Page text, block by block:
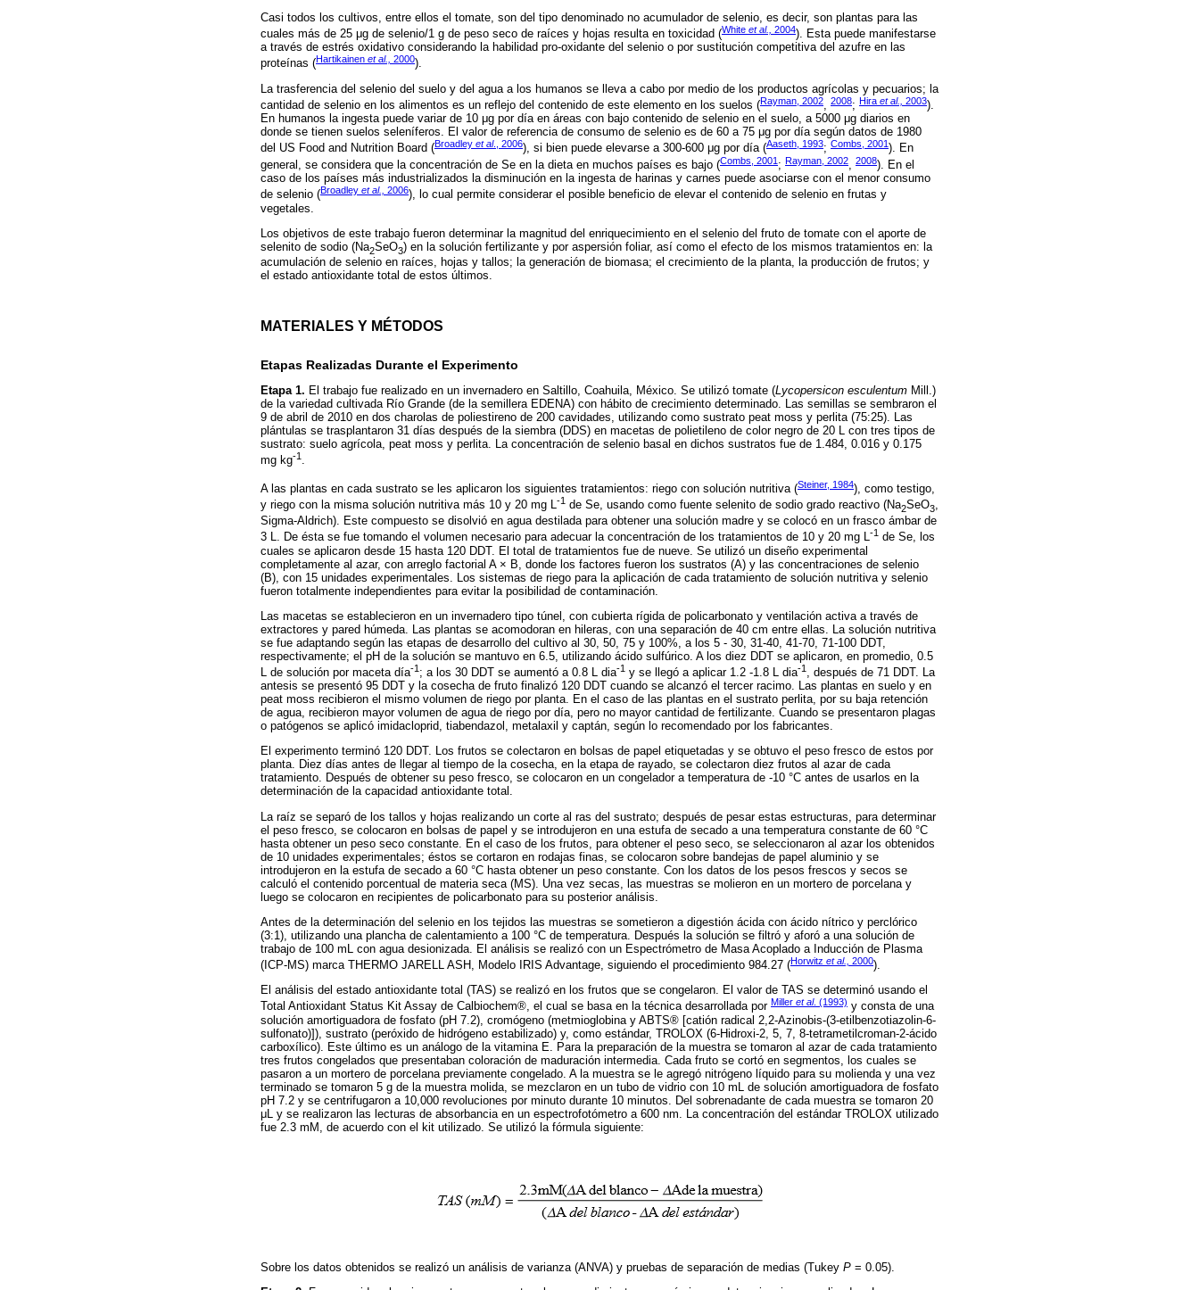
Casi todos los cultivos, entre ellos el tomate, son del tipo denominado no acumulador de selenio, es decir, son plantas para las
cuales más de 25 μg de selenio/1 g de peso seco de raíces y hojas resulta en toxicidad (White et al., 2004). Esta puede manifestarse
a través de estrés oxidativo considerando la habilidad pro-oxidante del selenio o por sustitución competitiva del azufre en las
proteínas (Hartikainen et al., 2000).
La trasferencia del selenio del suelo y del agua a los humanos se lleva a cabo por medio de los productos agrícolas y pecuarios; la
cantidad de selenio en los alimentos es un reflejo del contenido de este elemento en los suelos (Rayman, 2002, 2008; Hira et al., 2003).
En humanos la ingesta puede variar de 10 μg por día en áreas con bajo contenido de selenio en el suelo, a 5000 μg diarios en
donde se tienen suelos seleníferos. El valor de referencia de consumo de selenio es de 60 a 75 μg por día según datos de 1980
del US Food and Nutrition Board (Broadley et al., 2006), si bien puede elevarse a 300-600 μg por día (Aaseth, 1993; Combs, 2001 ). En
general, se considera que la concentración de Se en la dieta en muchos países es bajo (Combs, 2001 ; Rayman, 2002, 2008). En el
caso de los países más industrializados la disminución en la ingesta de harinas y carnes puede asociarse con el menor consumo
de selenio (Broadley et al., 2006), lo cual permite considerar el posible beneficio de elevar el contenido de selenio en frutas y
vegetales.
Los objetivos de este trabajo fueron determinar la magnitud del enriquecimiento en el selenio del fruto de tomate con el aporte de
selenito de sodio (Na2SeO3) en la solución fertilizante y por aspersión foliar, así como el efecto de los mismos tratamientos en: la
acumulación de selenio en raíces, hojas y tallos; la generación de biomasa; el crecimiento de la planta, la producción de frutos; y
el estado antioxidante total de estos últimos.
MATERIALES Y MÉTODOS
Etapas Realizadas Durante el Experimento
Etapa 1. El trabajo fue realizado en un invernadero en Saltillo, Coahuila, México. Se utilizó tomate (Lycopersicon esculentum Mill.)
de la variedad cultivada Río Grande (de la semillera EDENA) con hábito de crecimiento determinado. Las semillas se sembraron el
9 de abril de 2010 en dos charolas de poliestireno de 200 cavidades, utilizando como sustrato peat moss y perlita (75:25). Las
plántulas se trasplantaron 31 días después de la siembra (DDS) en macetas de polietileno de color negro de 20 L con tres tipos de
sustrato: suelo agrícola, peat moss y perlita. La concentración de selenio basal en dichos sustratos fue de 1.484, 0.016 y 0.175
mg kg-1 .
A las plantas en cada sustrato se les aplicaron los siguientes tratamientos: riego con solución nutritiva (Steiner, 1984), como testigo,
y riego con la misma solución nutritiva más 10 y 20 mg L-1 de Se, usando como fuente selenito de sodio grado reactivo (Na2SeO3,
Sigma-Aldrich). Este compuesto se disolvió en agua destilada para obtener una solución madre y se colocó en un frasco ámbar de
3 L. De ésta se fue tomando el volumen necesario para adecuar la concentración de los tratamientos de 10 y 20 mg L-1 de Se, los
cuales se aplicaron desde 15 hasta 120 DDT. El total de tratamientos fue de nueve. Se utilizó un diseño experimental
completamente al azar, con arreglo factorial A × B, donde los factores fueron los sustratos (A) y las concentraciones de selenio
(B), con 15 unidades experimentales. Los sistemas de riego para la aplicación de cada tratamiento de solución nutritiva y selenio
fueron totalmente independientes para evitar la posibilidad de contaminación.
Las macetas se establecieron en un invernadero tipo túnel, con cubierta rígida de policarbonato y ventilación activa a través de
extractores y pared húmeda. Las plantas se acomodoran en hileras, con una separación de 40 cm entre ellas. La solución nutritiva
se fue adaptando según las etapas de desarrollo del cultivo al 30, 50, 75 y 100%, a los 5 - 30, 31-40, 41-70, 71-100 DDT,
respectivamente; el pH de la solución se mantuvo en 6.5, utilizando ácido sulfúrico. A los diez DDT se aplicaron, en promedio, 0.5
L de solución por maceta día-1 ; a los 30 DDT se aumentó a 0.8 L dia-1 y se llegó a aplicar 1.2 -1.8 L dia-1 , después de 71 DDT. La
antesis se presentó 95 DDT y la cosecha de fruto finalizó 120 DDT cuando se alcanzó el tercer racimo. Las plantas en suelo y en
peat moss recibieron el mismo volumen de riego por planta. En el caso de las plantas en el sustrato perlita, por su baja retención
de agua, recibieron mayor volumen de agua de riego por día, pero no mayor cantidad de fertilizante. Cuando se presentaron plagas
o patógenos se aplicó imidacloprid, tiabendazol, metalaxil y captán, según lo recomendado por los fabricantes.
El experimento terminó 120 DDT. Los frutos se colectaron en bolsas de papel etiquetadas y se obtuvo el peso fresco de estos por
planta. Diez días antes de llegar al tiempo de la cosecha, en la etapa de rayado, se colectaron diez frutos al azar de cada
tratamiento. Después de obtener su peso fresco, se colocaron en un congelador a temperatura de -10 °C antes de usarlos en la
determinación de la capacidad antioxidante total.
La raíz se separó de los tallos y hojas realizando un corte al ras del sustrato; después de pesar estas estructuras, para determinar
el peso fresco, se colocaron en bolsas de papel y se introdujeron en una estufa de secado a una temperatura constante de 60 °C
hasta obtener un peso seco constante. En el caso de los frutos, para obtener el peso seco, se seleccionaron al azar los obtenidos
de 10 unidades experimentales; éstos se cortaron en rodajas finas, se colocaron sobre bandejas de papel aluminio y se
introdujeron en la estufa de secado a 60 °C hasta obtener un peso constante. Con los datos de los pesos frescos y secos se
calculó el contenido porcentual de materia seca (MS). Una vez secas, las muestras se molieron en un mortero de porcelana y
luego se colocaron en recipientes de policarbonato para su posterior análisis.
Antes de la determinación del selenio en los tejidos las muestras se sometieron a digestión ácida con ácido nítrico y perclórico
(3:1), utilizando una plancha de calentamiento a 100 °C de temperatura. Después la solución se filtró y aforó a una solución de
trabajo de 100 mL con agua desionizada. El análisis se realizó con un Espectrómetro de Masa Acoplado a Inducción de Plasma
(ICP-MS) marca THERMO JARELL ASH, Modelo IRIS Advantage, siguiendo el procedimiento 984.27 (Horwitz et al., 2000).
El análisis del estado antioxidante total (TAS) se realizó en los frutos que se congelaron. El valor de TAS se determinó usando el
Total Antioxidant Status Kit Assay de Calbiochem®, el cual se basa en la técnica desarrollada por Miller et al. (1993) y consta de una
solución amortiguadora de fosfato (pH 7.2), cromógeno (metmioglobina y ABTS® [catión radical 2,2-Azinobis-(3-etilbenzotiazolin-6-
sulfonato)]), sustrato (peróxido de hidrógeno estabilizado) y, como estándar, TROLOX (6-Hidroxi-2, 5, 7, 8-tetrametilcroman-2-ácido
carboxílico). Este último es un análogo de la vitamina E. Para la preparación de la muestra se tomaron al azar de cada tratamiento
tres frutos congelados que presentaban coloración de maduración intermedia. Cada fruto se cortó en segmentos, los cuales se
pasaron a un mortero de porcelana previamente congelado. A la muestra se le agregó nitrógeno líquido para su molienda y una vez
terminado se tomaron 5 g de la muestra molida, se mezclaron en un tubo de vidrio con 10 mL de solución amortiguadora de fosfato
pH 7.2 y se centrifugaron a 10,000 revoluciones por minuto durante 10 minutos. Del sobrenadante de cada muestra se tomaron 20
μL y se realizaron las lecturas de absorbancia en un espectrofotómetro a 600 nm. La concentración del estándar TROLOX utilizado
fue 2.3 mM, de acuerdo con el kit utilizado. Se utilizó la fórmula siguiente:
Sobre los datos obtenidos se realizó un análisis de varianza (ANVA) y pruebas de separación de medias (Tukey P = 0.05).